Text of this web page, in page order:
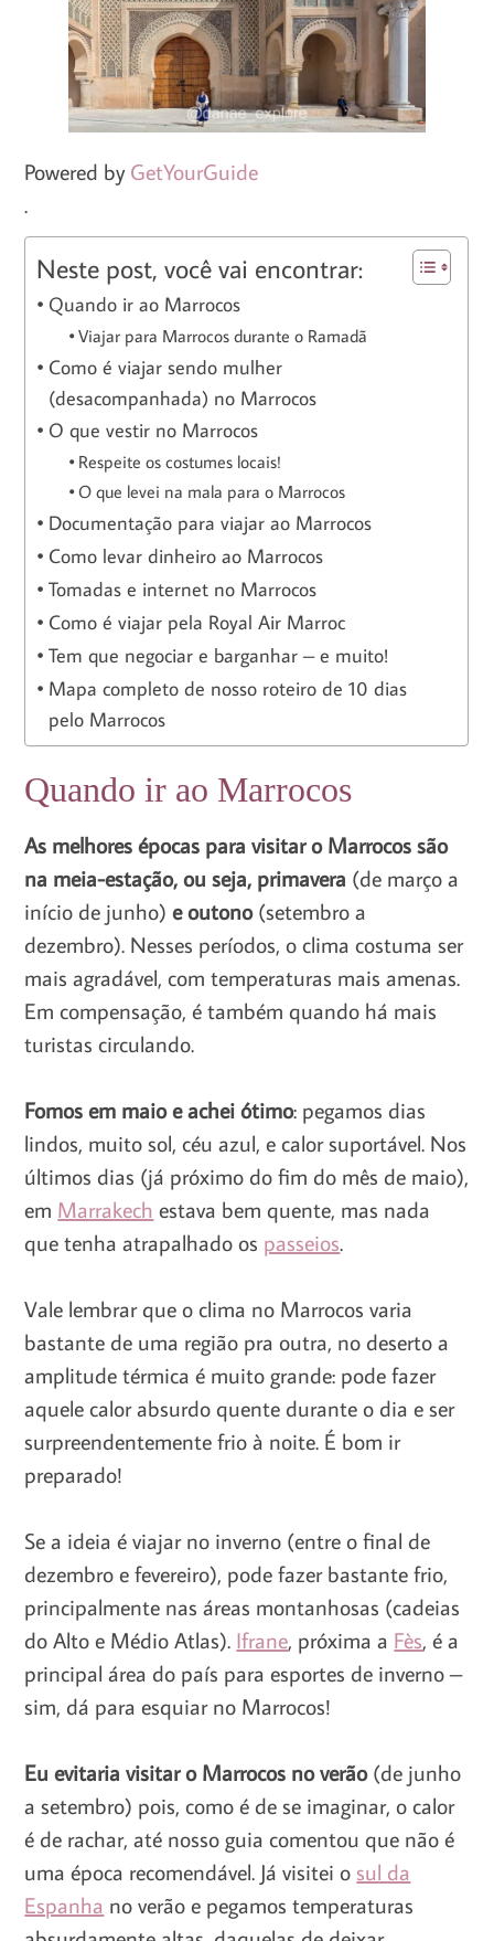
Powered byGetYourGuide
.
Neste post, você vai encontrar:
Quando ir ao Marrocos
Viajar para Marrocos durante o Ramadã
Como é viajar sendo mulher
(desacompanhada) no Marrocos
O que vestir no Marrocos
Respeite os costumes locais!
O que levei na mala para o Marrocos
Documentação para viajar ao Marrocos
Como levar dinheiro ao Marrocos
Tomadas e internet no Marrocos
Como é viajar pela Royal Air Marroc
Tem que negociar e barganhar – e muito!
Mapa completo de nosso roteiro de 10 dias
pelo Marrocos
Quando ir ao Marrocos
As melhores épocas para visitar o Marrocos são
na meia-estação, ou seja, primavera (de março a
início de junho)e outono(setembro a
dezembro). Nesses períodos, o clima costuma ser
mais agradável, com temperaturas mais amenas.
Em compensação, é também quando há mais
turistas circulando.
Fomos em maio e achei ótimo: pegamos dias
lindos, muito sol, céu azul, e calor suportável. Nos
últimos dias (já próximo do fim do mês de maio),
em Marrakech estava bem quente, mas nada
que tenha atrapalhado os passeios.
Vale lembrar que o clima no Marrocos varia
bastante de uma região pra outra, no deserto a
amplitude térmica é muito grande: pode fazer
aquele calor absurdo quente durante o dia e ser
surpreendentemente frio à noite. É bom ir
preparado!
Se a ideia é viajar no inverno (entre o final de
dezembro e fevereiro), pode fazer bastante frio,
principalmente nas áreas montanhosas (cadeias
do Alto e Médio Atlas). Ifrane, próxima a Fès, é a
principal área do país para esportes de inverno –
sim, dá para esquiar no Marrocos!
Eu evitaria visitar o Marrocos no verão(de junho
a setembro) pois, como é de se imaginar, o calor
é de rachar, até nosso guia comentou que não é
uma época recomendável. Já visitei o sul da
Espanha no verão e pegamos temperaturas